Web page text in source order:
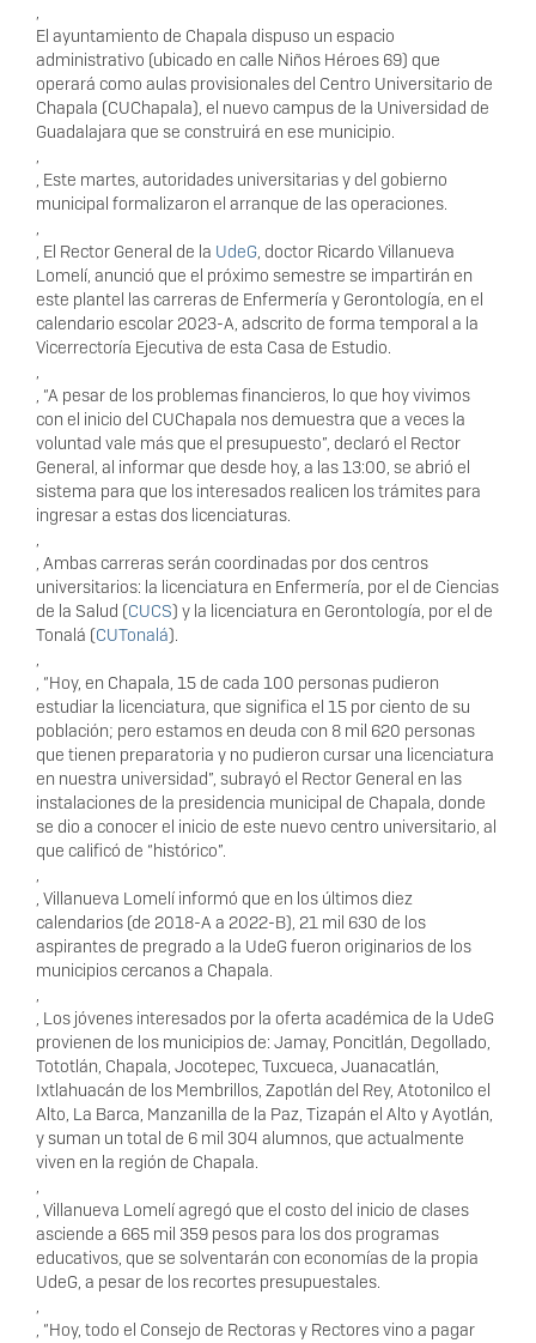
,
El ayuntamiento de Chapala dispuso un espacio
administrativo (ubicado en calle Niños Héroes 69) que
operará como aulas provisionales del Centro Universitario de
Chapala (CUChapala), el nuevo campus de la Universidad de
Guadalajara que se construirá en ese municipio.
,
, Este martes, autoridades universitarias y del gobierno
municipal formalizaron el arranque de las operaciones.
,
, El Rector General de la UdeG, doctor Ricardo Villanueva
Lomelí, anunció que el próximo semestre se impartirán en
este plantel las carreras de Enfermería y Gerontología, en el
calendario escolar 2023-A, adscrito de forma temporal a la
Vicerrectoría Ejecutiva de esta Casa de Estudio.
,
, “A pesar de los problemas financieros, lo que hoy vivimos
con el inicio del CUChapala nos demuestra que a veces la
voluntad vale más que el presupuesto”, declaró el Rector
General, al informar que desde hoy, a las 13:00, se abrió el
sistema para que los interesados realicen los trámites para
ingresar a estas dos licenciaturas.
,
, Ambas carreras serán coordinadas por dos centros
universitarios: la licenciatura en Enfermería, por el de Ciencias
de la Salud (CUCS) y la licenciatura en Gerontología, por el de
Tonalá (CUTonalá).
,
, “Hoy, en Chapala, 15 de cada 100 personas pudieron
estudiar la licenciatura, que significa el 15 por ciento de su
población; pero estamos en deuda con 8 mil 620 personas
que tienen preparatoria y no pudieron cursar una licenciatura
en nuestra universidad”, subrayó el Rector General en las
instalaciones de la presidencia municipal de Chapala, donde
se dio a conocer el inicio de este nuevo centro universitario, al
que calificó de “histórico”.
,
, Villanueva Lomelí informó que en los últimos diez
calendarios (de 2018-A a 2022-B), 21 mil 630 de los
aspirantes de pregrado a la UdeG fueron originarios de los
municipios cercanos a Chapala.
,
, Los jóvenes interesados por la oferta académica de la UdeG
provienen de los municipios de: Jamay, Poncitlán, Degollado,
Tototlán, Chapala, Jocotepec, Tuxcueca, Juanacatlán,
Ixtlahuacán de los Membrillos, Zapotlán del Rey, Atotonilco el
Alto, La Barca, Manzanilla de la Paz, Tizapán el Alto y Ayotlán,
y suman un total de 6 mil 304 alumnos, que actualmente
viven en la región de Chapala.
,
, Villanueva Lomelí agregó que el costo del inicio de clases
asciende a 665 mil 359 pesos para los dos programas
educativos, que se solventarán con economías de la propia
UdeG, a pesar de los recortes presupuestales.
,
, “Hoy, todo el Consejo de Rectoras y Rectores vino a pagar